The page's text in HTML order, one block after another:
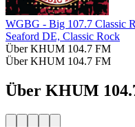
WGBG - Big 107.7 Classic
Seaford DE, Classic Rock
Über KHUM 104.7 FM
Über KHUM 104.7 FM
Über KHUM